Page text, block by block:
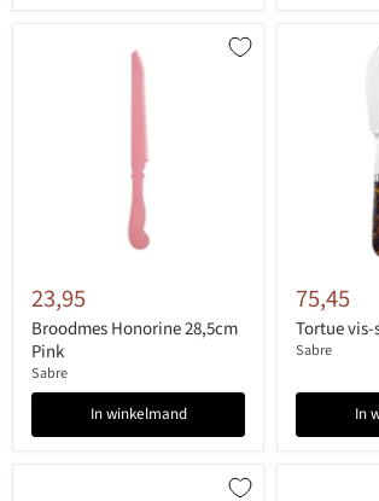
23,95
Broodmes Honorine 28,5cm
Pink
Sabre
In winkelmand
75,45
Tortue vis-
Sabre
In